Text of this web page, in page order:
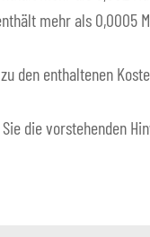
mehr als 0,0005
den enthaltenen
die vorstehenden